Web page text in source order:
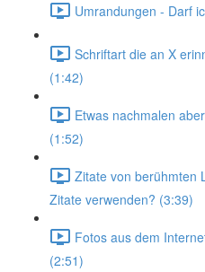
Umrandungen - Darf
Schriftart die an X
(1:42)
Etwas nachmalen
(1:52)
Zitate von berühmten
Zitate verwenden? (3:39)
Fotos aus dem
(2:51)